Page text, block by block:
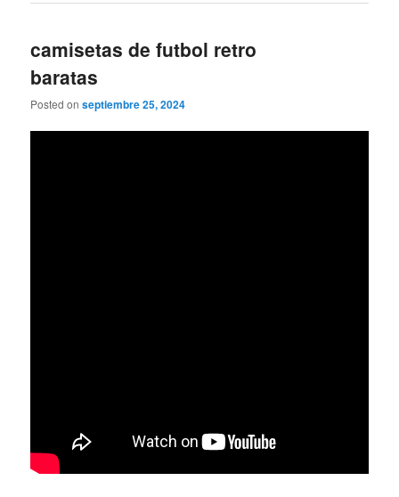
camisetas de futbol retro
baratas
Posted onseptiembre 25, 2024